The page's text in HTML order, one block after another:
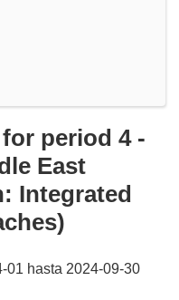
period 4 -
East
Integrated
01 hasta 2024-09-30